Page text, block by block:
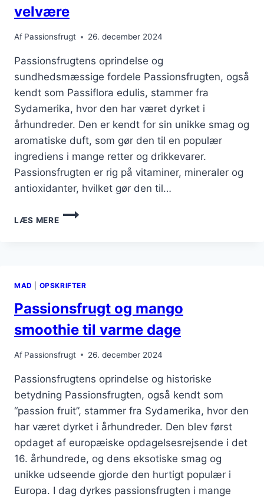
velvære
Af Passionsfrugt 26. december 2024
Passionsfrugtens oprindelse og
sundhedsmæssige fordele Passionsfrugten, også
kendt som Passiflora edulis, stammer fra
Sydamerika, hvor den har været dyrket i
århundreder. Den er kendt for sin unikke smag og
aromatiske duft, som gør den til en populær
ingrediens i mange retter og drikkevarer.
Passionsfrugten er rig på vitaminer, mineraler og
antioxidanter, hvilket gør den til…
LÆS MERE
PASSIONSFRUGT
OG
MAD OPSKRIFTER
Passionsfrugt og mango
smoothie til varme dage
Af Passionsfrugt 26. december 2024
Passionsfrugtens oprindelse og historiske
betydning Passionsfrugten, også kendt som
“passion fruit”, stammer fra Sydamerika, hvor den
har været dyrket i århundreder. Den blev først
opdaget af europæiske opdagelsesrejsende i det
16. århundrede, og dens eksotiske smag og
unikke udseende gjorde den hurtigt populær i
Europa. I dag dyrkes passionsfrugten i mange